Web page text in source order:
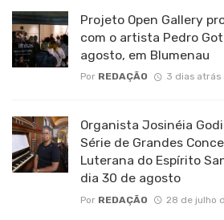
Projeto Open Gallery
com o artista Pedro
agosto, em Blumenau
Por REDAÇÃO 3 dias atrás
Organista Josinéia
Série de Grandes
Luterana do Espírito
dia 30 de agosto
Por REDAÇÃO 28 de julho